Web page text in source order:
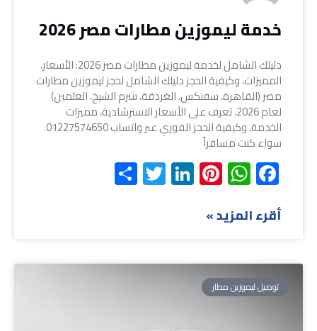
خدمة ليموزين مطارات مصر 2026
دليلك الشامل لخدمة ليموزين مطارات مصر 2026: الأسعار،
المميزات، وكيفية الحجز دليلك الشامل لحجز ليموزين مطارات
مصر (القاهرة، سفنكس، الغردقة، شرم الشيخ، العلمين)
لعام 2026. تعرف على الأسعار الاسترشادية، مميزات
الخدمة، وكيفية الحجز الفوري عبر واتساب 01227574650.
سواء كنت مسافراً
Facebook
WhatsApp
Pinterest
LinkedIn
Twitter
أقرء المزيد »
توصيل ليموزين مطار